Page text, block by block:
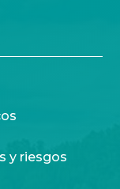
y riesgos